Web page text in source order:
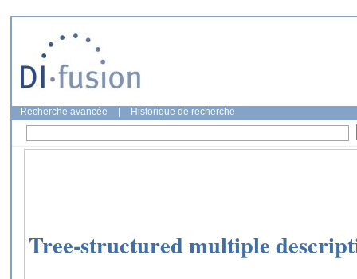
Recherche avancée Historique de recherche
Tree-structured multiple